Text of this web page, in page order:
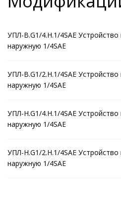
УПЛ-В.G1/4.Н.1/4SAE
наружную 1/4SAE
УПЛ-В.G1/2.Н.1/4SAE
наружную 1/4SAE
УПЛ-Н.G1/4.Н.1/4SAE
наружную 1/4SAE
УПЛ-Н.G1/2.Н.1/4SAE
наружную 1/4SAE